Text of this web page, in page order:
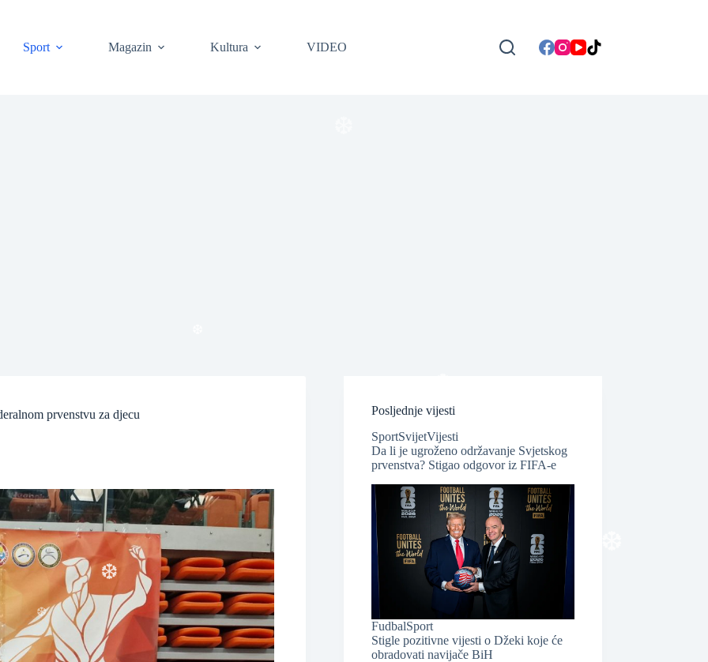
Sport Magazin Kultura VIDEO
prvenstvu za djecu
Posljednje vijesti
SportSvijetVijesti
Da li je ugroženo održavanje Svjetskog
prvenstva? Stigao odgovor iz FIFA-e
FudbalSport
Stigle pozitivne vijesti o Džeki koje će
obradovati navijače BiH
❆
❆